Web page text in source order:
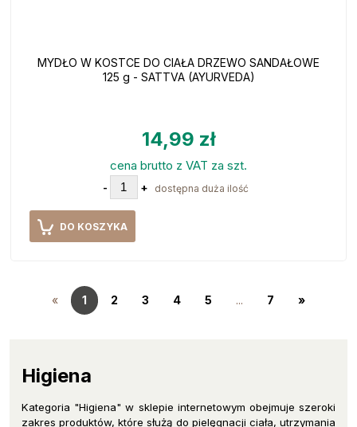
MYDŁO W KOSTCE DO CIAŁA DRZEWO SANDAŁOWE
125 g - SATTVA (AYURVEDA)
14,99 zł
cena brutto z VAT za szt.
- + dostępna duża ilość
DO KOSZYKA
« 1 2 3 4 5 ... 7 »
Higiena
Kategoria "Higiena" w sklepie internetowym obejmuje szeroki
zakres produktów, które służą do pielęgnacji ciała, utrzymania